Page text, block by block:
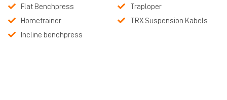
Flat Benchpress
Hometrainer
Incline benchpress
Traploper
TRX Suspension Kabels